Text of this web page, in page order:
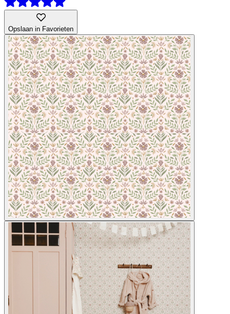
Opslaan in Favorieten